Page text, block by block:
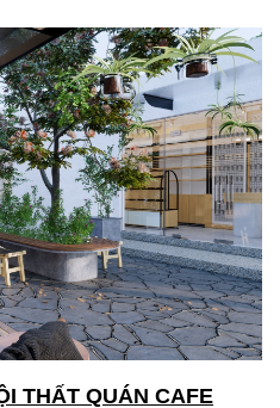
THẤT QUÁN CAFE